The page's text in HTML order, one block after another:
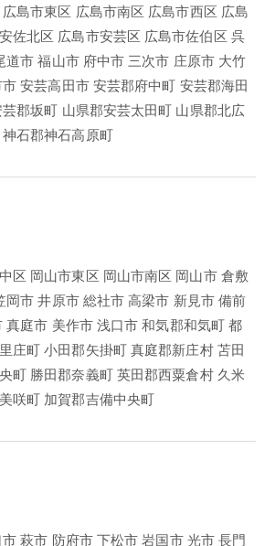
広島市東区 広島市南区 広島市西区 広島
佐北区 広島市安芸区 広島市佐伯区 呉
道市 福山市 府中市 三次市 庄原市 大竹
市 安芸高田市 安芸郡府中町 安芸郡海田
芸郡坂町 山県郡安芸太田町 山県郡北広
神石郡神石高原町
区 岡山市東区 岡山市南区 岡山市 倉敷
岡市 井原市 総社市 高梁市 新見市 備前
真庭市 美作市 浅口市 和気郡和気町 都
庄町 小田郡矢掛町 真庭郡新庄村 苫田
町 勝田郡奈義町 英田郡西粟倉村 久米
咲町 加賀郡吉備中央町
市 萩市 防府市 下松市 岩国市 光市 長門